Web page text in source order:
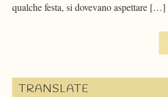
qualche festa, si dovevano aspettare […]
TRANSLATE